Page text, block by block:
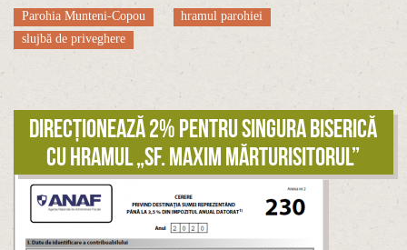
Parohia Munteni-Copou
hramul parohiei
slujbă de priveghere
Direcționează 2% pentru singura biserică
cu hramul „Sf. Maxim Mărturisitorul”